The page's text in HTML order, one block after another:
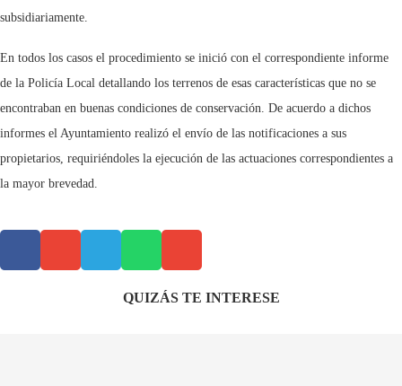
subsidiariamente.
En todos los casos el procedimiento se inició con el correspondiente informe
de la Policía Local detallando los terrenos de esas características que no se
encontraban en buenas condiciones de conservación. De acuerdo a dichos
informes el Ayuntamiento realizó el envío de las notificaciones a sus
propietarios, requiriéndoles la ejecución de las actuaciones correspondientes a
la mayor brevedad.
QUIZÁS TE INTERESE